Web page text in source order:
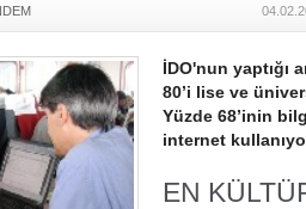
İDO'nun yaptığı
80’i lise ve
Yüzde 68’inin
internet
EN